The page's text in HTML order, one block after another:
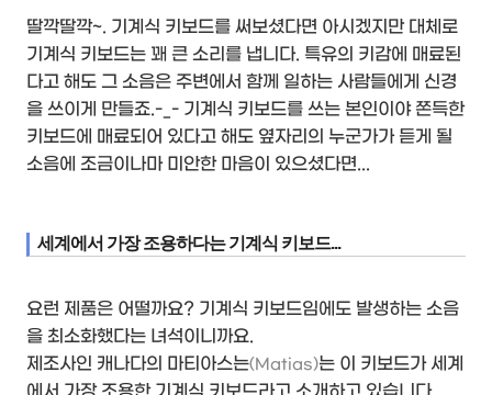
딸깍딸깍~. 기계식 키보드를 써보셨다면 아시겠지만 대체로
기계식 키보드는 꽤 큰 소리를 냅니다. 특유의 키감에 매료된
다고 해도 그 소음은 주변에서 함께 일하는 사람들에게 신경
을 쓰이게 만들죠.-_- 기계식 키보드를 쓰는 본인이야 쫀득한
키보드에 매료되어 있다고 해도 옆자리의 누군가가 듣게 될
소음에 조금이나마 미안한 마음이 있으셨다면...
세계에서 가장 조용하다는 기계식 키보드...
요런 제품은 어떨까요? 기계식 키보드임에도 발생하는 소음
을 최소화했다는 녀석이니까요.
제조사인 캐나다의 마티아스는(Matias)는 이 키보드가 세계